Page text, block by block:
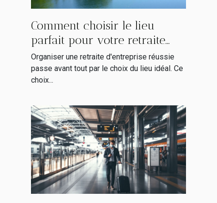
Comment choisir le lieu
parfait pour votre retraite
d'entreprise ?
Organiser une retraite d'entreprise réussie
passe avant tout par le choix du lieu idéal. Ce
choix...